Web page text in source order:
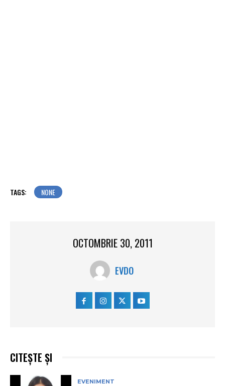
TAGS: NONE
OCTOMBRIE 30, 2011
EVDO
CITEȘTE ȘI
EVENIMENT